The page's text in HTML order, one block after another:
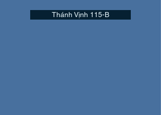
Thánh Vịnh 115-B